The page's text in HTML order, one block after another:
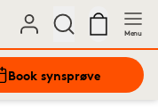
Menu
Book synsprøve